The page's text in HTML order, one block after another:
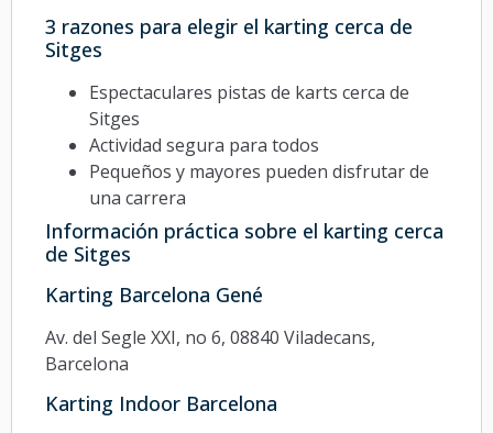
3 razones para elegir el karting cerca de
Sitges
Espectaculares pistas de karts cerca de
Sitges
Actividad segura para todos
Pequeños y mayores pueden disfrutar de
una carrera
Información práctica sobre el karting cerca
de Sitges
Karting Barcelona Gené
Av. del Segle XXI, no 6, 08840 Viladecans,
Barcelona
Karting Indoor Barcelona